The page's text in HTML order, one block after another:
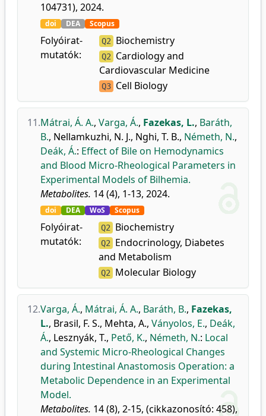
104731), 2024.
doi DEA Scopus
Folyóirat-
mutatók:
Q2 Biochemistry
Q2 Cardiology and
Cardiovascular Medicine
Q3 Cell Biology
11.Mátrai, Á. A., Varga, Á., Fazekas, L., Baráth,
B., Nellamkuzhi, N. J., Nghi, T. B., Németh, N.,
Deák, Á.: Effect of Bile on Hemodynamics
and Blood Micro-Rheological Parameters in
Experimental Models of Bilhemia.
Metabolites. 14 (4), 1-13, 2024.
doi DEA WoS Scopus
Folyóirat-
mutatók:
Q2 Biochemistry
Q2 Endocrinology, Diabetes
and Metabolism
Q2 Molecular Biology
12.Varga, Á., Mátrai, Á. A., Baráth, B., Fazekas,
L., Brasil, F. S., Mehta, A., Ványolos, E., Deák,
Á., Lesznyák, T., Pető, K., Németh, N.: Local
and Systemic Micro-Rheological Changes
during Intestinal Anastomosis Operation: a
Metabolic Dependence in an Experimental
Model.
Metabolites. 14 (8), 2-15, (cikkazonosító: 458),